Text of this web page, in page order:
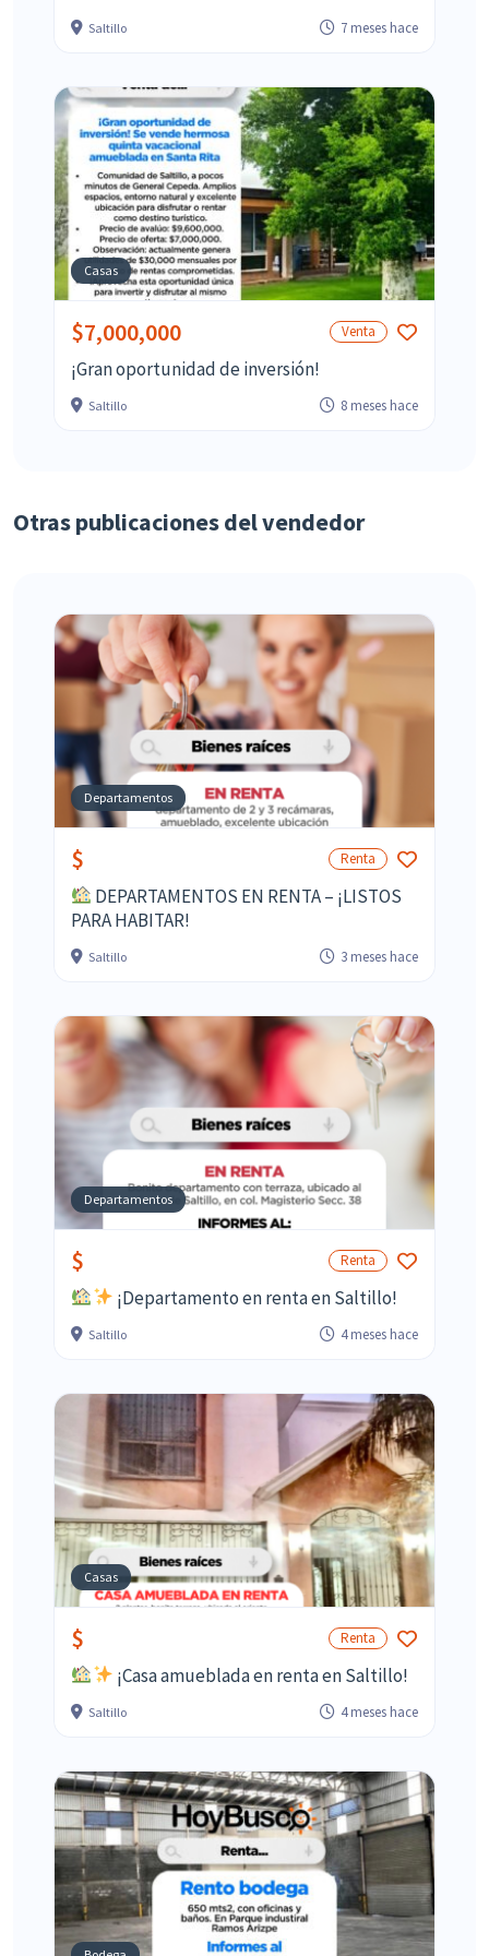
Saltillo 7 meses hace
Casas
$7,000,000 Venta
¡Gran oportunidad de inversión!
Saltillo 8 meses hace
Otras publicaciones del vendedor
Departamentos
$ Renta
DEPARTAMENTOS EN RENTA – ¡LISTOS
PARA HABITAR!
Saltillo 3 meses hace
Departamentos
$ Renta
¡Departamento en renta en Saltillo!
Saltillo 4 meses hace
Casas
$ Renta
¡Casa amueblada en renta en Saltillo!
Saltillo 4 meses hace